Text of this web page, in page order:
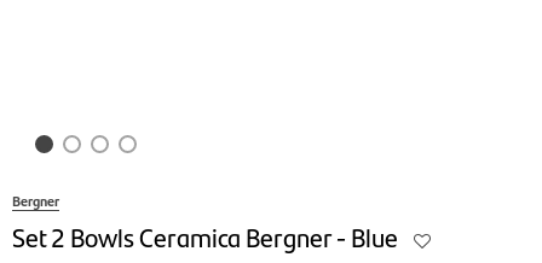
Bergner
Set 2 Bowls Ceramica Bergner - Blue